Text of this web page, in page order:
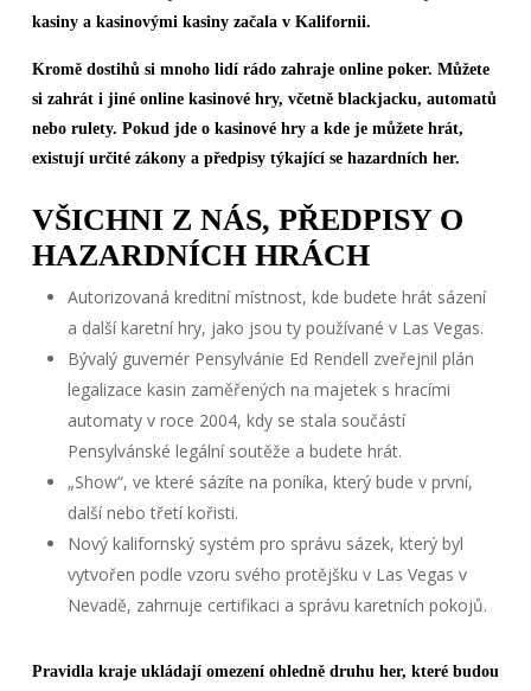
kasiny a kasinovými kasiny začala v Kalifornii.
Kromě dostihů si mnoho lidí rádo zahraje online poker. Můžete
si zahrát i jiné online kasinové hry, včetně blackjacku, automatů
nebo rulety. Pokud jde o kasinové hry a kde je můžete hrát,
existují určité zákony a předpisy týkající se hazardních her.
VŠICHNI Z NÁS, PŘEDPISY O
HAZARDNÍCH HRÁCH
Autorizovaná kreditní místnost, kde budete hrát sázení
a další karetní hry, jako jsou ty používané v Las Vegas.
Bývalý guvernér Pensylvánie Ed Rendell zveřejnil plán
legalizace kasin zaměřených na majetek s hracími
automaty v roce 2004, kdy se stala součástí
Pensylvánské legální soutěže a budete hrát.
„Show“, ve které sázíte na poníka, který bude v první,
další nebo třetí kořisti.
Nový kalifornský systém pro správu sázek, který byl
vytvořen podle vzoru svého protějšku v Las Vegas v
Nevadě, zahrnuje certifikaci a správu karetních pokojů.
Pravidla kraje ukládají omezení ohledně druhu her, které budou